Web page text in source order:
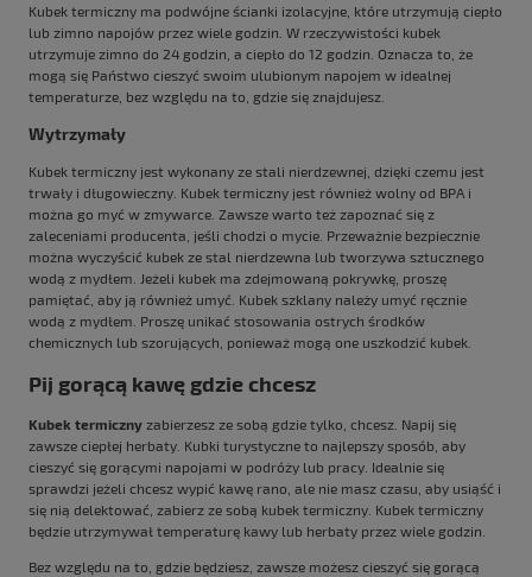
Kubek termiczny ma podwójne ścianki izolacyjne, które utrzymują ciepło
lub zimno napojów przez wiele godzin. W rzeczywistości kubek
utrzymuje zimno do 24 godzin, a ciepło do 12 godzin. Oznacza to, że
mogą się Państwo cieszyć swoim ulubionym napojem w idealnej
temperaturze, bez względu na to, gdzie się znajdujesz.
Wytrzymały
Kubek termiczny jest wykonany ze stali nierdzewnej, dzięki czemu jest
trwały i długowieczny. Kubek termiczny jest również wolny od BPA i
można go myć w zmywarce. Zawsze warto też zapoznać się z
zaleceniami producenta, jeśli chodzi o mycie. Przeważnie bezpiecznie
można wyczyścić kubek ze stal nierdzewna lub tworzywa sztucznego
wodą z mydłem. Jeżeli kubek ma zdejmowaną pokrywkę, proszę
pamiętać, aby ją również umyć. Kubek szklany należy umyć ręcznie
wodą z mydłem. Proszę unikać stosowania ostrych środków
chemicznych lub szorujących, ponieważ mogą one uszkodzić kubek.
Pij gorącą kawę gdzie chcesz
Kubek termiczny zabierzesz ze sobą gdzie tylko, chcesz. Napij się
zawsze ciepłej herbaty. Kubki turystyczne to najlepszy sposób, aby
cieszyć się gorącymi napojami w podróży lub pracy. Idealnie się
sprawdzi jeżeli chcesz wypić kawę rano, ale nie masz czasu, aby usiąść i
się nią delektować, zabierz ze sobą kubek termiczny. Kubek termiczny
będzie utrzymywał temperaturę kawy lub herbaty przez wiele godzin.
Bez względu na to, gdzie będziesz, zawsze możesz cieszyć się gorącą